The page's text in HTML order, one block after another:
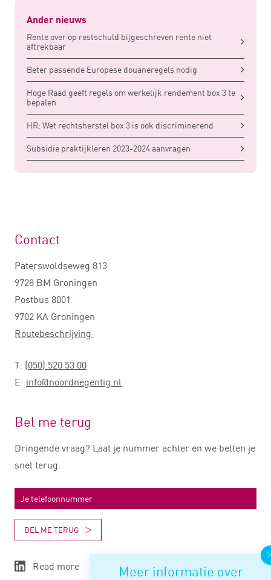
Ander nieuws
Rente over op restschuld bijgeschreven rente niet
aftrekbaar
Beter passende Europese douaneregels nodig
Hoge Raad geeft regels om werkelijk rendement box 3 te
bepalen
HR: Wet rechtsherstel box 3 is ook discriminerend
Subsidie praktijkleren 2023-2024 aanvragen
Meer informatie over
Contact
Paterswoldseweg 813
9728 BM Groningen
Postbus 8001
9702 KA Groningen
Routebeschrijving
T: (050) 520 53 00
E: info@noordnegentig.nl
Bel me terug
Dringende vraag? Laat je nummer achter en we bellen je
snel terug.
BEL ME TERUG
Read more